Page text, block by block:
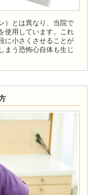
）とは異なり、当院で
使用しています。これ
に小さくさせることが
まう恐怖心自体も生じ